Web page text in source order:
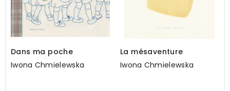
Dans ma poche
Iwona Chmielewska
La mésaventure
Iwona Chmielewska